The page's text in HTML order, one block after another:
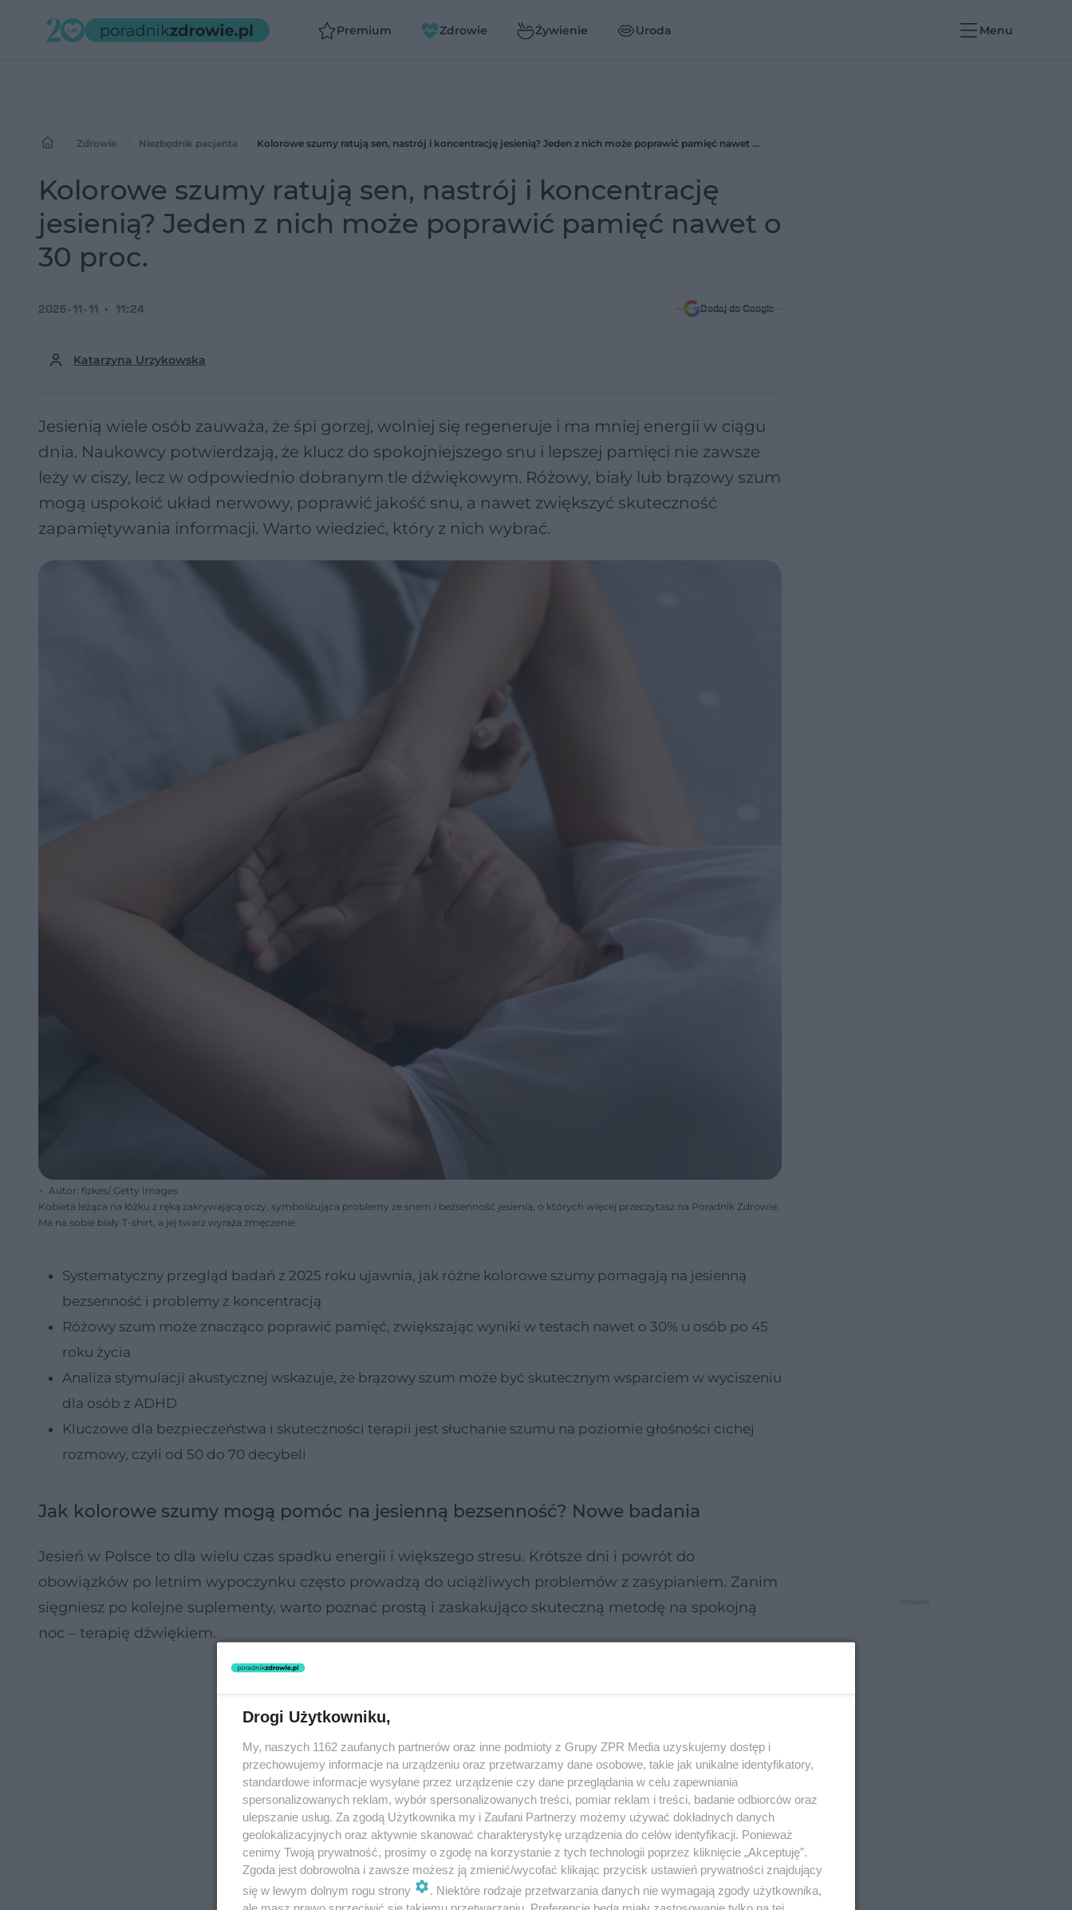
Premium Zdrowie Żywienie Uroda Menu
Zdrowie Niezbędnik pacjenta Kolorowe szumy ratują sen, nastrój i koncentrację jesienią? Jeden z nich może poprawić pamięć nawet o 30 proc.
Kolorowe szumy ratują sen, nastrój i koncentrację
jesienią? Jeden z nich może poprawić pamięć nawet o
30 proc.
Katarzyna Urzykowska
2025-11-11 11:24 Dodaj do Google
Jesienią wiele osób zauważa, że śpi gorzej, wolniej się regeneruje i ma mniej energii w ciągu
dnia. Naukowcy potwierdzają, że klucz do spokojniejszego snu i lepszej pamięci nie zawsze
leży w ciszy, lecz w odpowiednio dobranym tle dźwiękowym. Różowy, biały lub brązowy szum
mogą uspokoić układ nerwowy, poprawić jakość snu, a nawet zwiększyć skuteczność
zapamiętywania informacji. Warto wiedzieć, który z nich wybrać.
Autor: fizkes/ Getty Images
Kobieta leżąca na łóżku z ręką zakrywającą oczy, symbolizująca problemy ze snem i bezsenność jesienią, o których więcej przeczytasz na Poradnik Zdrowie.
Ma na sobie biały T-shirt, a jej twarz wyraża zmęczenie.
Systematyczny przegląd badań z 2025 roku ujawnia, jak różne kolorowe szumy pomagają na jesienną
bezsenność i problemy z koncentracją
Różowy szum może znacząco poprawić pamięć, zwiększając wyniki w testach nawet o 30% u osób po 45
roku życia
Analiza stymulacji akustycznej wskazuje, że brązowy szum może być skutecznym wsparciem w wyciszeniu
dla osób z ADHD
Kluczowe dla bezpieczeństwa i skuteczności terapii jest słuchanie szumu na poziomie głośności cichej
rozmowy, czyli od 50 do 70 decybeli
Jak kolorowe szumy mogą pomóc na jesienną bezsenność? Nowe badania
Jesień w Polsce to dla wielu czas spadku energii i większego stresu. Krótsze dni i powrót do
obowiązków po letnim wypoczynku często prowadzą do uciążliwych problemów z zasypianiem. Zanim
sięgniesz po kolejne suplementy, warto poznać prostą i zaskakująco skuteczną metodę na spokojną
noc – terapię dźwiękiem.
Drogi Użytkowniku,
My, naszych 1162 zaufanych partnerów oraz inne podmioty z Grupy ZPR Media uzyskujemy dostęp i
przechowujemy informacje na urządzeniu oraz przetwarzamy dane osobowe, takie jak unikalne identyfikatory,
standardowe informacje wysyłane przez urządzenie czy dane przeglądania w celu zapewniania
spersonalizowanych reklam, wybór spersonalizowanych treści, pomiar reklam i treści, badanie odbiorców oraz
ulepszanie usług. Za zgodą Użytkownika my i Zaufani Partnerzy możemy używać dokładnych danych
geolokalizacyjnych oraz aktywnie skanować charakterystykę urządzenia do celów identyfikacji. Ponieważ
cenimy Twoją prywatność, prosimy o zgodę na korzystanie z tych technologii poprzez kliknięcie „Akceptuję”.
Zgoda jest dobrowolna i zawsze możesz ją zmienić/wycofać klikając przycisk ustawień prywatności znajdujący
się w lewym dolnym rogu strony
. Niektóre rodzaje przetwarzania danych nie wymagają zgody użytkownika,